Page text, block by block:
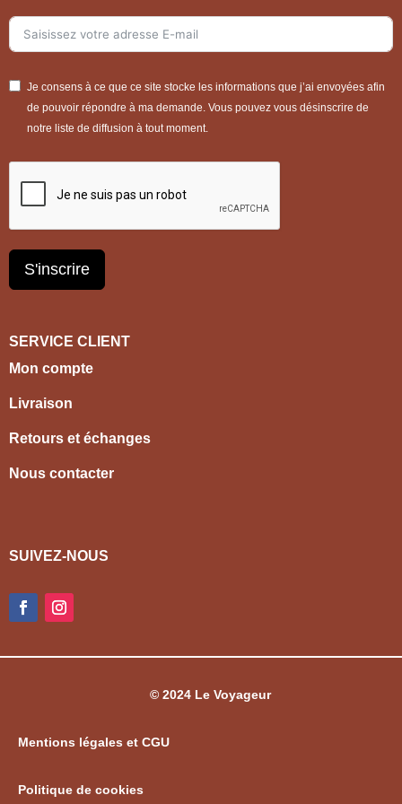
Je consens à ce que ce site stocke les informations que j’ai envoyées afin
de pouvoir répondre à ma demande. Vous pouvez vous désinscrire de
notre liste de diffusion à tout moment.
S'inscrire
SERVICE CLIENT
Mon compte
Livraison
Retours et échanges
Nous contacter
SUIVEZ-NOUS
© 2024 Le Voyageur
Mentions légales et CGU
Politique de cookies